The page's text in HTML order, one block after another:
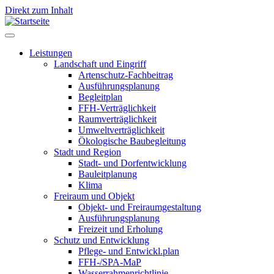
Direkt zum Inhalt
Leistungen
Leistungen
Landschaft und Eingriff
Artenschutz-Fachbeitrag
Ausführungsplanung
Begleitplan
FFH-Verträglichkeit
Raumverträglichkeit
Umweltverträglichkeit
Ökologische Baubegleitung
Stadt und Region
Stadt- und Dorfentwicklung
Bauleitplanung
Klima
Freiraum und Objekt
Objekt- und Freiraumgestaltung
Ausführungsplanung
Freizeit und Erholung
Schutz und Entwicklung
Pflege- und Entwickl.plan
FFH-/SPA-MaP